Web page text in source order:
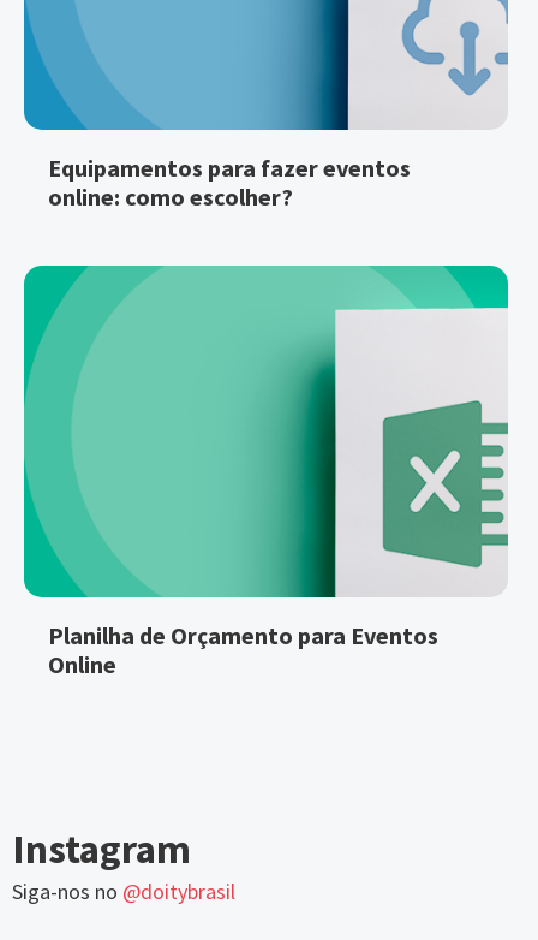
Equipamentos para fazer eventos
online: como escolher?
Planilha de Orçamento para Eventos
Online
Instagram
Siga-nos no @doitybrasil